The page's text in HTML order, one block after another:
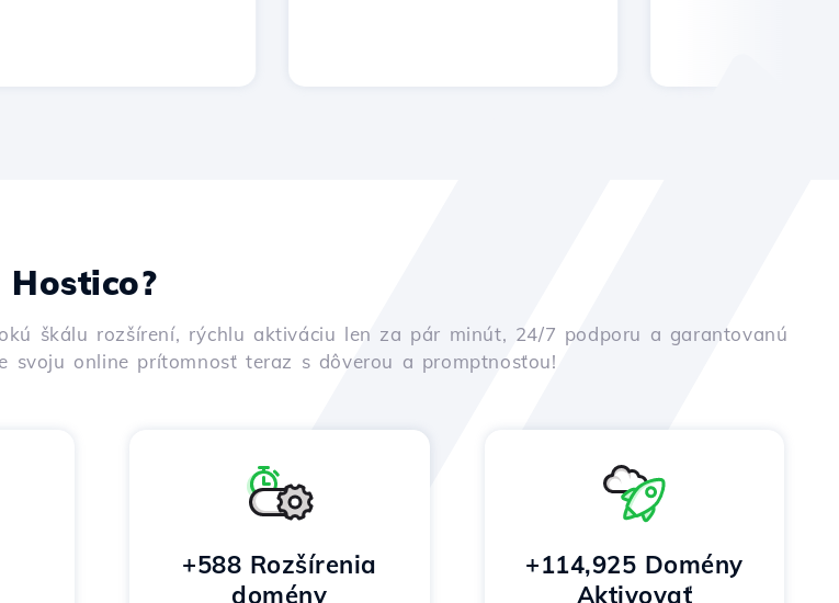
škálu rozšírení, rýchlu aktiváciu len za pár minút, 24/7 podporu a garantovanú
svoju online prítomnosť teraz s dôverou a promptnosťou!
+588 Rozšírenia
domény
+114,925 Domény
Aktivovať